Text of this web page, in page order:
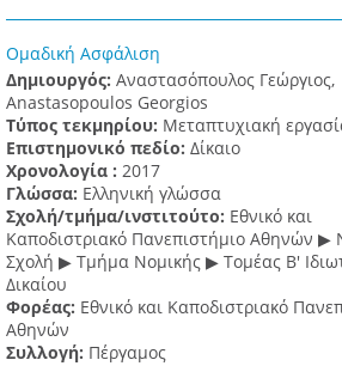
Ομαδική Ασφάλιση
Δημιουργός: Αναστασόπουλος Γεώργιος,
Anastasopoulos Georgios
Τύπος τεκμηρίου: Μεταπτυχιακή
Επιστημονικό πεδίο: Δίκαιο
Χρονολογία : 2017
Γλώσσα: Ελληνική γλώσσα
Σχολή/τμήμα/ινστιτούτο: Εθνικό και
Καποδιστριακό Πανεπιστήμιο Αθηνών ▶
Σχολή ▶ Τμήμα Νομικής ▶ Τομέας Β'
Δικαίου
Φορέας: Εθνικό και Καποδιστριακό
Αθηνών
Συλλογή: Πέργαμος